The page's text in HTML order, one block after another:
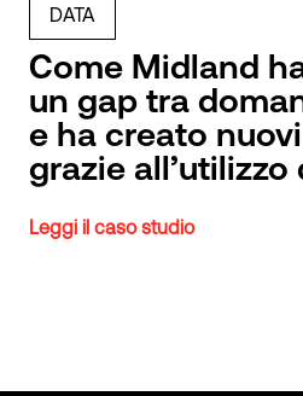
DATA
Come Midland
un gap tra
e ha creato
grazie all’utilizzo
Leggi il caso studio